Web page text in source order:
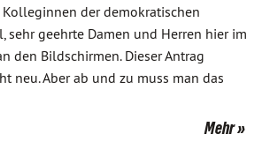
der demokratischen
sehr geehrte Damen und Herren hier im
den Bildschirmen. Dieser Antrag
neu. Aber ab und zu muss man das
Mehr